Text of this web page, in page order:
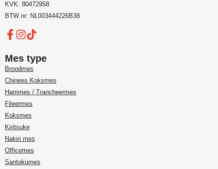
KVK: 80472958
BTW nr: NL003444226B38
Mes type
Broodmes
Chinees Koksmes
Hammes / Trancheermes
Fileermes
Koksmes
Kiritsuke
Nakiri mes
Officemes
Santokumes